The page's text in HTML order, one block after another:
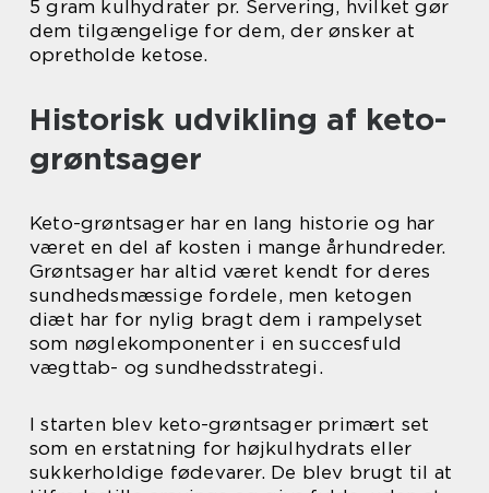
5 gram kulhydrater pr. Servering, hvilket gør
dem tilgængelige for dem, der ønsker at
opretholde ketose.
Historisk udvikling af keto-
grøntsager
Keto-grøntsager har en lang historie og har
været en del af kosten i mange århundreder.
Grøntsager har altid været kendt for deres
sundhedsmæssige fordele, men ketogen
diæt har for nylig bragt dem i rampelyset
som nøglekomponenter i en succesfuld
vægttab- og sundhedsstrategi.
I starten blev keto-grøntsager primært set
som en erstatning for højkulhydrats eller
sukkerholdige fødevarer. De blev brugt til at